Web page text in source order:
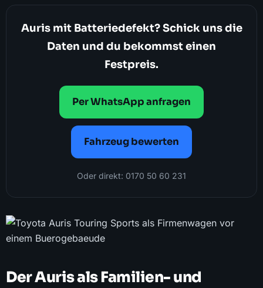
Auris mit Batteriedefekt? Schick uns die
Daten und du bekommst einen
Festpreis.
Per WhatsApp anfragen
Fahrzeug bewerten
Oder direkt: 0170 50 60 231
Der Auris als Familien- und